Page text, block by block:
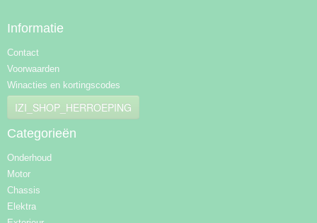
Informatie
Contact
Voorwaarden
Winacties en kortingscodes
IZI_SHOP_HERROEPING
Categorieën
Onderhoud
Motor
Chassis
Elektra